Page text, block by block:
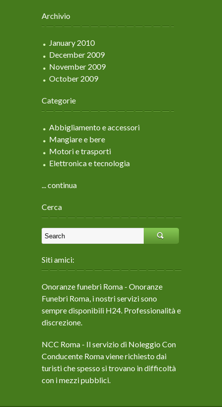
Archivio
January 2010
December 2009
November 2009
October 2009
Categorie
Abbigliamento e accessori
Mangiare e bere
Motori e trasporti
Elettronica e tecnologia
... continua
Cerca
Siti amici:
Onoranze funebri Roma - Onoranze
Funebri Roma, i nostri servizi sono
sempre disponibili H24. Professionalità e
discrezione.
NCC Roma - Il servizio di Noleggio Con
Conducente Roma viene richiesto dai
turisti che spesso si trovano in difficoltà
con i mezzi pubblici.